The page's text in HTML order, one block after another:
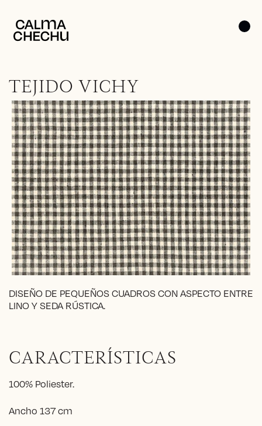
TEJIDO VICHY
DISEÑO DE PEQUEÑOS CUADROS CON ASPECTO ENTRE
LINO Y SEDA RÚSTICA.
CARACTERÍSTICAS
100% Poliester.
Ancho 137 cm